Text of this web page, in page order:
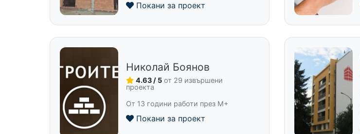
Покани за проект
Николай Боянов
4.63 / 5 от 29 извършени
проекта
От 13 години работи през M+
Покани за проект